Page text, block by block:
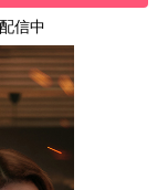
信中